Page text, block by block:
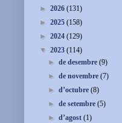
► 2026 (131)
► 2025 (158)
► 2024 (129)
▼ 2023 (114)
►de desembre(9)
►de novembre(7)
►d’octubre(8)
►de setembre(5)
►d’agost(1)